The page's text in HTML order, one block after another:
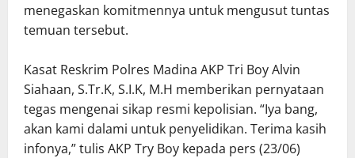
menegaskan komitmennya untuk mengusut tuntas
temuan tersebut.
Kasat Reskrim Polres Madina AKP Tri Boy Alvin
Siahaan, S.Tr.K, S.I.K, M.H memberikan pernyataan
tegas mengenai sikap resmi kepolisian. “Iya bang,
akan kami dalami untuk penyelidikan. Terima kasih
infonya,” tulis AKP Try Boy kepada pers (23/06)